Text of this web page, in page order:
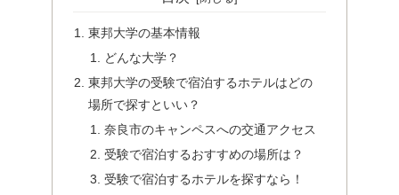
東邦大学の基本情報
どんな大学？
東邦大学の受験で宿泊するホテルはどの
場所で探すといい？
奈良市のキャンペスへの交通アクセス
受験で宿泊するおすすめの場所は？
受験で宿泊するホテルを探すなら！